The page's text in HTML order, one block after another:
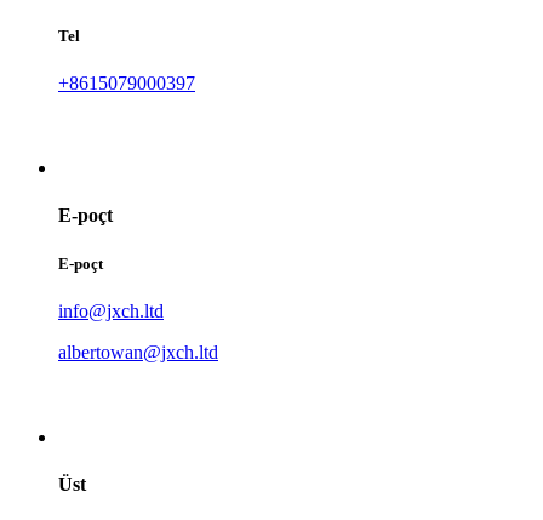
Tel
+8615079000397
E-poçt
E-poçt
info@jxch.ltd
albertowan@jxch.ltd
Üst